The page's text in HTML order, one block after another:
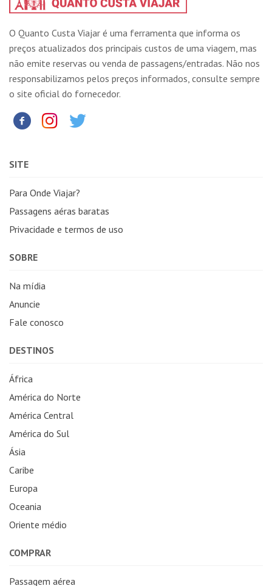
O Quanto Custa Viajar é uma ferramenta que informa os
preços atualizados dos principais custos de uma viagem, mas
não emite reservas ou venda de passagens/entradas. Não nos
responsabilizamos pelos preços informados, consulte sempre
o site oficial do fornecedor.
SITE
Para Onde Viajar?
Passagens aéras baratas
Privacidade e termos de uso
SOBRE
Na mídia
Anuncie
Fale conosco
DESTINOS
África
América do Norte
América Central
América do Sul
Ásia
Caribe
Europa
Oceania
Oriente médio
COMPRAR
Passagem aérea